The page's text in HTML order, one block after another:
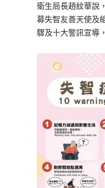
衛生局長趙紋華說
募失智友善天使及
驟及十大警訊宣導